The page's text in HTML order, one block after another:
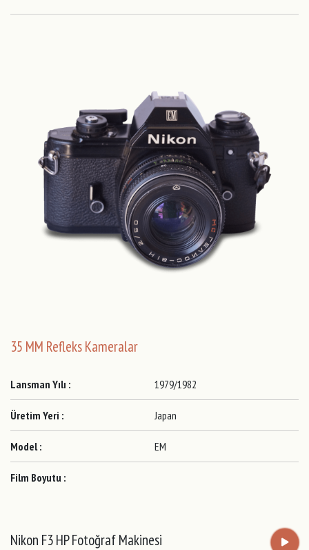
35 MM Refleks Kameralar
Lansman Yılı : 1979/1982
Üretim Yeri : Japan
Model : EM
Film Boyutu :
Nikon F3 HP Fotoğraf Makinesi